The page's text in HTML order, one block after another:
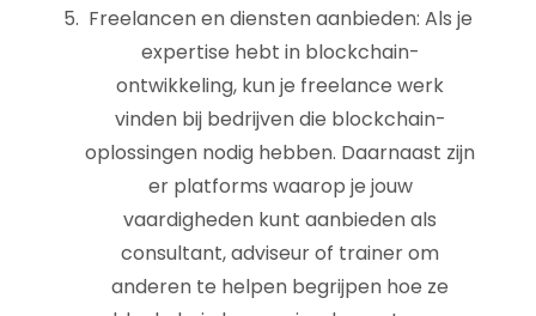
Freelancen en diensten aanbieden: Als je
expertise hebt in blockchain-
ontwikkeling, kun je freelance werk
vinden bij bedrijven die blockchain-
oplossingen nodig hebben. Daarnaast zijn
er platforms waarop je jouw
vaardigheden kunt aanbieden als
consultant, adviseur of trainer om
anderen te helpen begrijpen hoe ze